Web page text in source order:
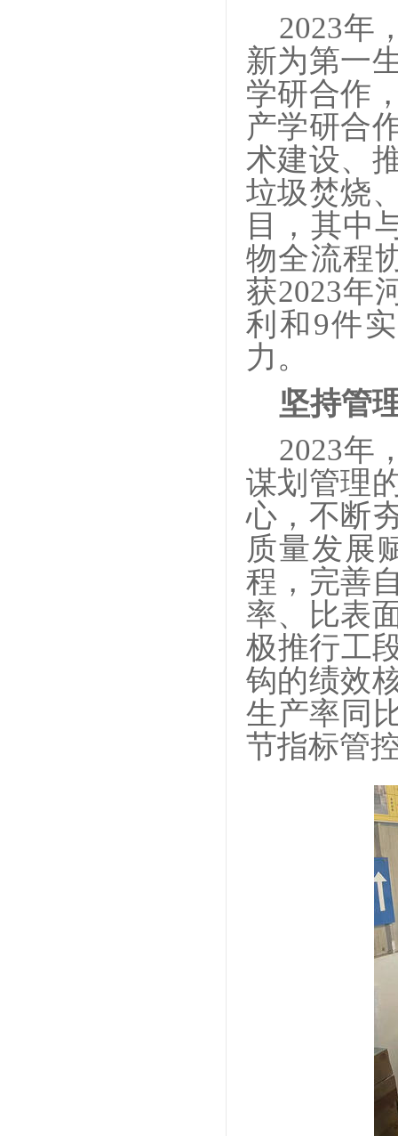
2023年
新为第一
学研合作
产学研合
术建设、
垃圾焚烧
目，其中
物全流程
获2023年
利和9件
力。
坚持管
2023年
谋划管理
心，不断
质量发展
程，完善
率、比表
极推行工
钩的绩效
生产率同
节指标管